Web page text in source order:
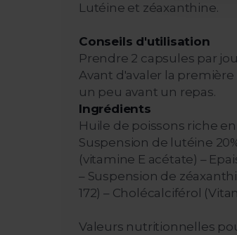
Lutéine et zéaxanthine.
Conseils d'utilisation
Prendre 2 capsules par
Avant d'avaler la
un peu avant un repas.
Ingrédients
Huile de poissons riche
Suspension de lutéine
(vitamine E acétate) –
– Suspension de
172) – Cholécalciférol
Valeurs nutritionnelles